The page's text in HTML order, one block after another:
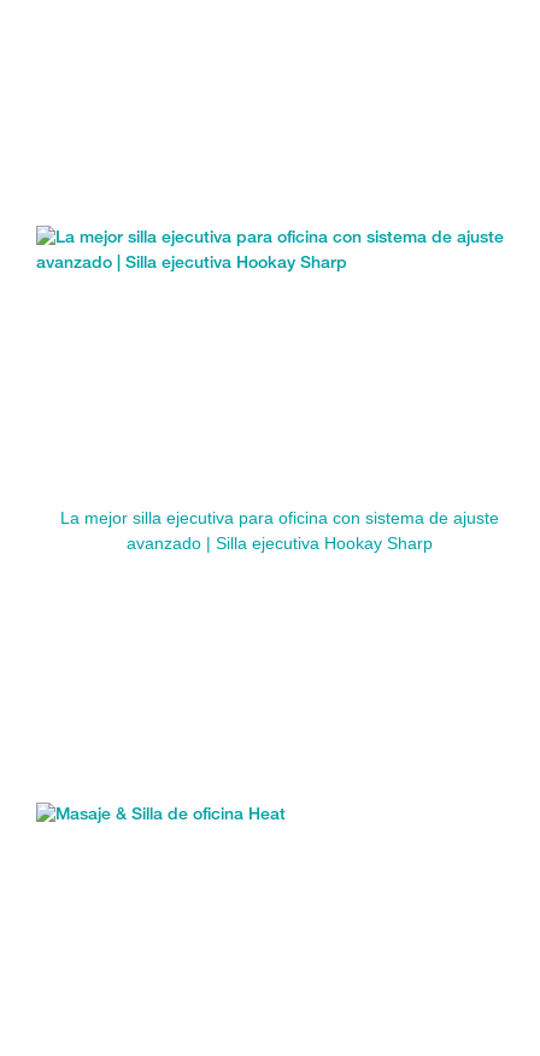
La mejor silla ejecutiva para oficina con sistema de ajuste
avanzado | Silla ejecutiva Hookay Sharp